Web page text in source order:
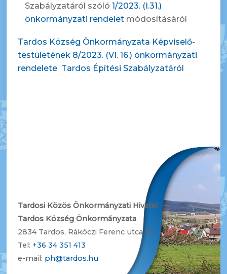
Szabályzatáról szóló 1/2023. (I.31.)
önkormányzati rendeletmódosításáról
Tardos Község Önkormányzata Képviselő-
testületének 8/2023. (VI. 16.) önkormányzati
rendelete Tardos Építési Szabályzatáról
B
Tardosi Közös Önkormányzati Hivatal
Tardos Község Önkormányzata
2834 Tardos, Rákóczi Ferenc utca 10.
Tel: +36 34 351 413
e-mail: ph@tardos.hu